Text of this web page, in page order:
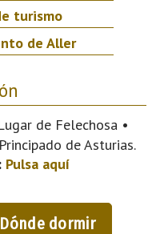
turismo
de Aller
de Felechosa •
de Asturias.
Pulsa aquí
Dónde dormir